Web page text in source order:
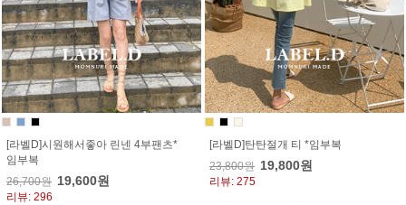
[라벨D]시원해서좋아 린넨 4부팬츠*
임부복
26,700원 19,600원
리뷰: 296
[라벨D]탄탄절개 티 *임부복
23,800원 19,800원
리뷰: 275